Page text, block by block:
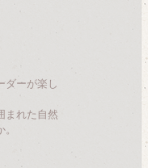
ダーが楽し
まれた自然